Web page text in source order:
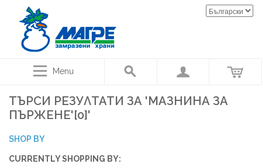
Menu
ТЪРСИ РЕЗУЛТАТИ ЗА 'МАЗНИНА ЗА
ПЪРЖЕНЕ'[0]'
SHOP BY
CURRENTLY SHOPPING BY: